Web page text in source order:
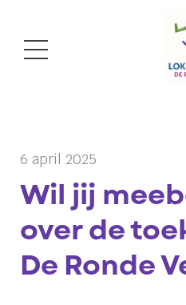
6 april 2025
Wil jij
over de
De Ronde